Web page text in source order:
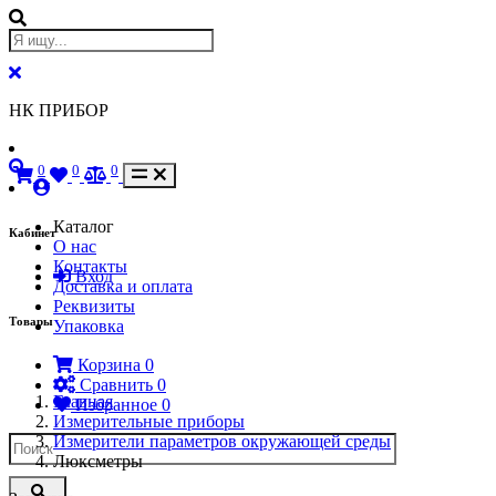
НК ПРИБОР
Кабинет
Вход
Товары
Корзина 0
Сравнить 0
Избранное 0
0 0 0
Каталог
О нас
Контакты
Доставка и оплата
Реквизиты
Упаковка
Главная
Измерительные приборы
Измерители параметров окружающей среды
Люксметры